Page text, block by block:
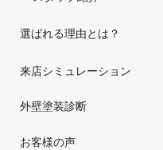
選ばれる理由とは？
来店シミュレーション
外壁塗装診断
お客様の声